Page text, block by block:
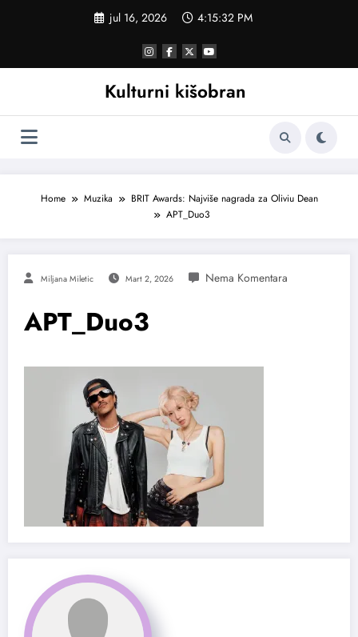
jul 16, 2026 4:15:33 PM
Kulturni kišobran
Home Muzika
BRIT Awards: Najviše nagrada za Oliviu Dean
APT_Duo3
Miljana Miletic Mart 2, 2026
APT_Duo3